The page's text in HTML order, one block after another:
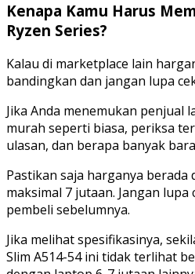
Kenapa Kamu Harus
Ryzen Series?
Kalau di marketplace lain
bandingkan dan jangan lupa
Jika Anda menemukan penjual
murah seperti biasa, periksa
ulasan, dan berapa banyak
Pastikan saja harganya berada
maksimal 7 jutaan. Jangan
pembeli sebelumnya.
Jika melihat spesifikasinya,
Slim A514-54 ini tidak terlihat